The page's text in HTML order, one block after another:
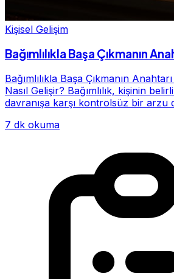
Kişisel Gelişim
Bağımlılıkla Başa Çıkmanın
Bağımlılıkla Başa Çıkmanın
Nasıl Gelişir? Bağımlılık, kişinin
davranışa karşı kontrolsüz bir arzu
7 dk okuma